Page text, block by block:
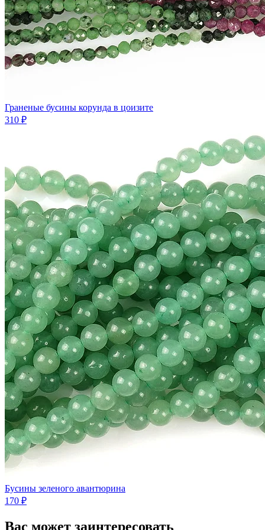
Граненые бусины корунда в цоизите
310 ₽
Бусины зеленого авантюрина
170 ₽
Вас может заинтересовать